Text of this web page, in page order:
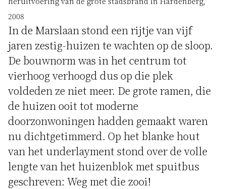
2008
In de Marslaan stond een rijtje van vijf
jaren zestig-huizen te wachten op de sloop.
De bouwnorm was in het centrum tot
vierhoog verhoogd dus op die plek
voldeden ze niet meer. De grote ramen, die
de huizen ooit tot moderne
doorzonwoningen hadden gemaakt waren
nu dichtgetimmerd. Op het blanke hout
van het underlayment stond over de volle
lengte van het huizenblok met spuitbus
geschreven: Weg met die zooi!